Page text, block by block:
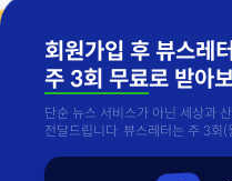
회원가입 후 뷰스레
주 3회 무료로 받아
단순 뉴스 서비스가 아닌 세상과
전달드립니다. 뷰스레터는 주 3회(